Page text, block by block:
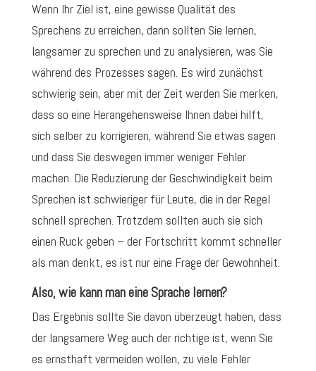
Wenn Ihr Ziel ist, eine gewisse Qualität des
Sprechens zu erreichen, dann sollten Sie lernen,
langsamer zu sprechen und zu analysieren, was Sie
während des Prozesses sagen. Es wird zunächst
schwierig sein, aber mit der Zeit werden Sie merken,
dass so eine Herangehensweise Ihnen dabei hilft,
sich selber zu korrigieren, während Sie etwas sagen
und dass Sie deswegen immer weniger Fehler
machen. Die Reduzierung der Geschwindigkeit beim
Sprechen ist schwieriger für Leute, die in der Regel
schnell sprechen. Trotzdem sollten auch sie sich
einen Ruck geben – der Fortschritt kommt schneller
als man denkt, es ist nur eine Frage der Gewohnheit.
Also, wie kann man eine Sprache lernen?
Das Ergebnis sollte Sie davon überzeugt haben, dass
der langsamere Weg auch der richtige ist, wenn Sie
es ernsthaft vermeiden wollen, zu viele Fehler